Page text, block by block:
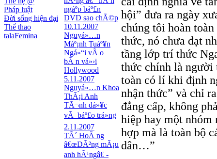
Pháp luật
Đời sống hiện đại
Thể thao
talaFemina
ngáº­p báº£n
DVD sao chÃ©p
10.11.2007
Nguyá»…n
Máº¡nh Tuáº¥n
Ngá»“i vÃ o
bÃ n vá»›i
Hollywood
5.11.2007
Nguyá»…n Khoa
ThÃ¡i Anh
TÃ¬nh dá»¥c
vÃ báº£o trá»ng
2.11.2007
TÃ´ HoÃ ng
â€œDÃ²ng mÃ¡u
anh hÃ¹ngâ€ -
hội” đưa ra ngày
chúng tôi hoàn
thức, nó chưa đạt
tầng lớp trí thức
thức chính là người
toàn có lí khi định
nhận thức” và chỉ
đẳng cấp, không
hiệp hay một
hợp mà là toàn bộ
dân…”